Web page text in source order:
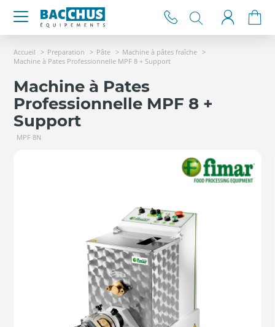
Accueil Preparation Pâte
Machine à pâtes fraîche
Machine à Pates Professionnelle MPF 8 + Support
Machine à Pates
Professionnelle MPF 8 +
Support
MPF 8N